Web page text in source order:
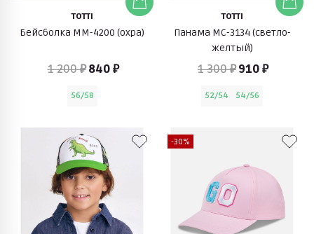
TOTTI
Бейсболка ММ-4200 (охра)
1 200 ₽ 840 ₽
56/58
TOTTI
Панама МС-3134 (светло-
желтый)
1 300 ₽ 910 ₽
52/54 54/56
-30%